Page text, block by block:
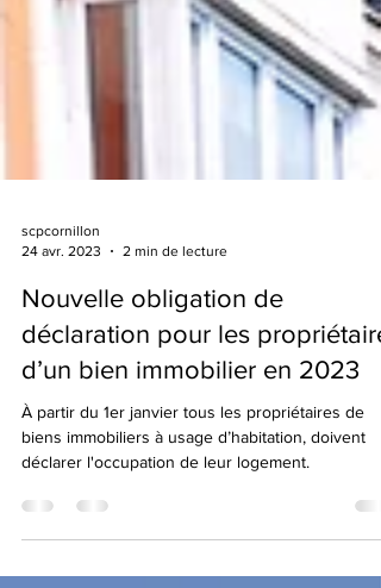
scpcornillon
2 min de lecture
Nouvelle obligation de
déclaration pour les
d’un bien immobilier en 2023
À partir du 1er janvier tous les propriétaires de
biens immobiliers à usage d’habitation, doivent